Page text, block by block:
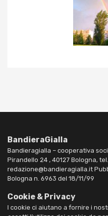
BandieraGialla
Bandieragialla – cooperativa
Pirandello 24 , 40127 Bologna,
redazione@bandieragialla.it
Bologna n. 6963 del 18/11/99
Cookie & Privacy
I cookie ci aiutano a fornire i